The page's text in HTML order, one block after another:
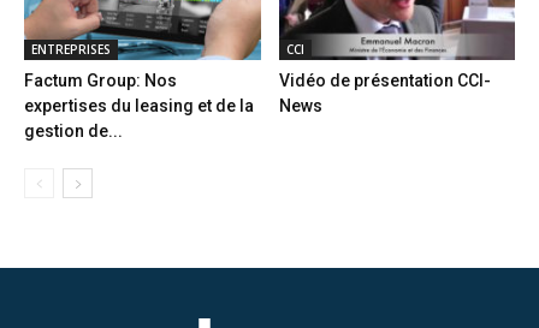
ENTREPRISES
Factum Group: Nos
expertises du leasing et de la
gestion de...
CCI
Vidéo de présentation CCI-
News